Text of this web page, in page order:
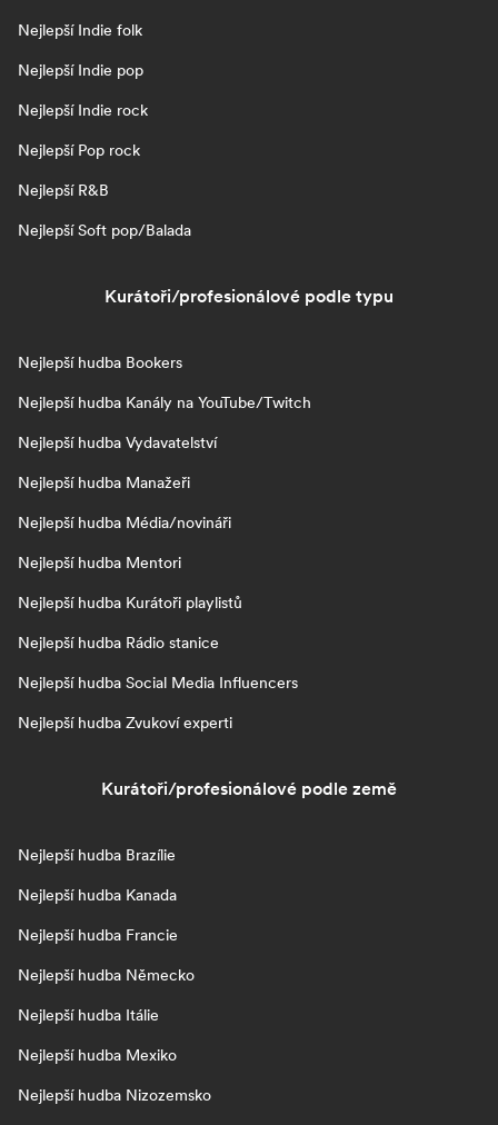
Nejlepší Indie folk
Nejlepší Indie pop
Nejlepší Indie rock
Nejlepší Pop rock
Nejlepší R&B
Nejlepší Soft pop/Balada
Kurátoři/profesionálové podle typu
Nejlepší hudba Bookers
Nejlepší hudba Kanály na YouTube/Twitch
Nejlepší hudba Vydavatelství
Nejlepší hudba Manažeři
Nejlepší hudba Média/novináři
Nejlepší hudba Mentori
Nejlepší hudba Kurátoři playlistů
Nejlepší hudba Rádio stanice
Nejlepší hudba Social Media Influencers
Nejlepší hudba Zvukoví experti
Kurátoři/profesionálové podle země
Nejlepší hudba Brazílie
Nejlepší hudba Kanada
Nejlepší hudba Francie
Nejlepší hudba Německo
Nejlepší hudba Itálie
Nejlepší hudba Mexiko
Nejlepší hudba Nizozemsko